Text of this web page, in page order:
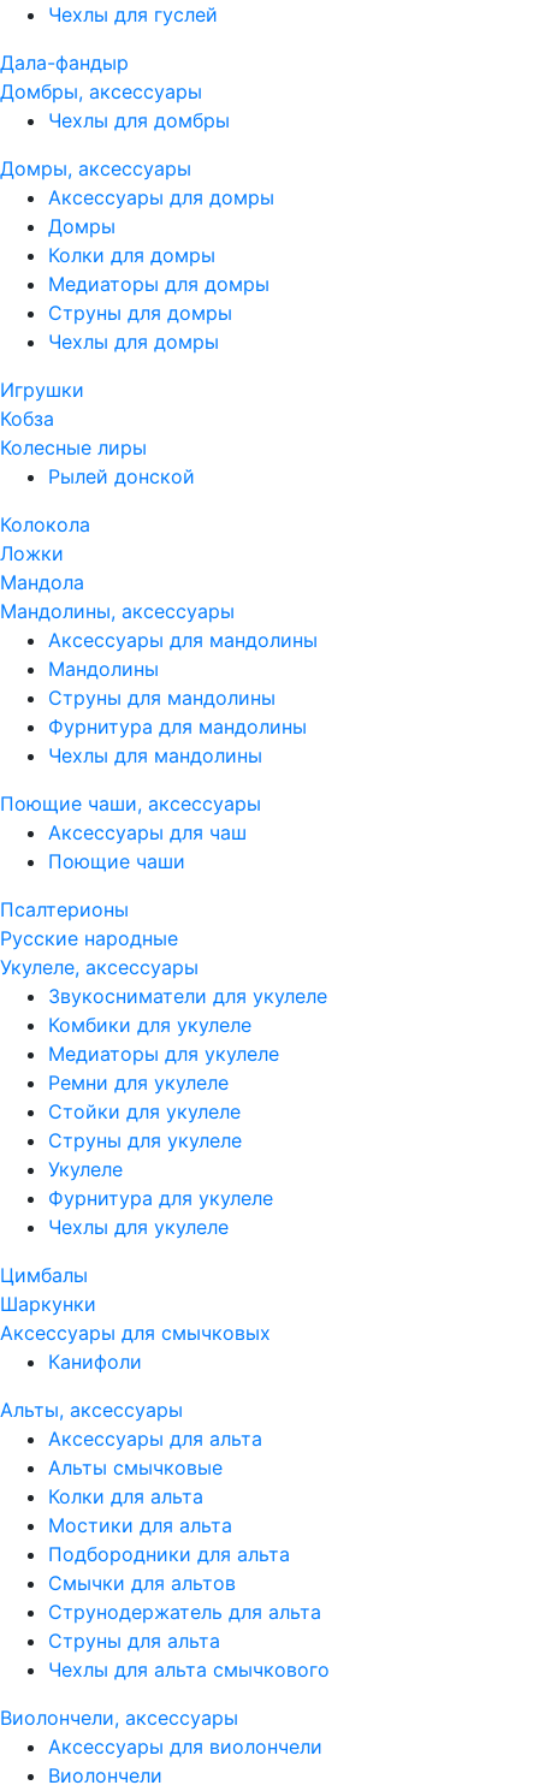
Чехлы для гуслей
Дала-фандыр
Домбры, аксессуары
Чехлы для домбры
Домры, аксессуары
Аксессуары для домры
Домры
Колки для домры
Медиаторы для домры
Струны для домры
Чехлы для домры
Игрушки
Кобза
Колесные лиры
Рылей донской
Колокола
Ложки
Мандола
Мандолины, аксессуары
Аксессуары для мандолины
Мандолины
Струны для мандолины
Фурнитура для мандолины
Чехлы для мандолины
Поющие чаши, аксессуары
Аксессуары для чаш
Поющие чаши
Псалтерионы
Русские народные
Укулеле, аксессуары
Звукосниматели для укулеле
Комбики для укулеле
Медиаторы для укулеле
Ремни для укулеле
Стойки для укулеле
Струны для укулеле
Укулеле
Фурнитура для укулеле
Чехлы для укулеле
Цимбалы
Шаркунки
Аксессуары для смычковых
Канифоли
Альты, аксессуары
Аксессуары для альта
Альты смычковые
Колки для альта
Мостики для альта
Подбородники для альта
Смычки для альтов
Струнодержатель для альта
Струны для альта
Чехлы для альта смычкового
Виолончели, аксессуары
Аксессуары для виолончели
Виолончели